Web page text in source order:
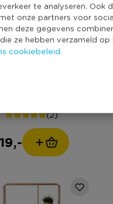
te analyseren. Ook
onze partners voor
deze gegevens
ze hebben verzameld op
cookiebeleid.
Variée met 8
- bruin/wit -
(2)